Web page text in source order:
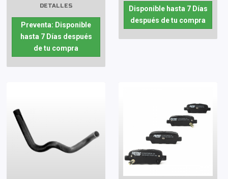
DETALLES
Preventa: Disponible
hasta 7 Días después
de tu compra
Disponible hasta 7 Días
después de tu compra